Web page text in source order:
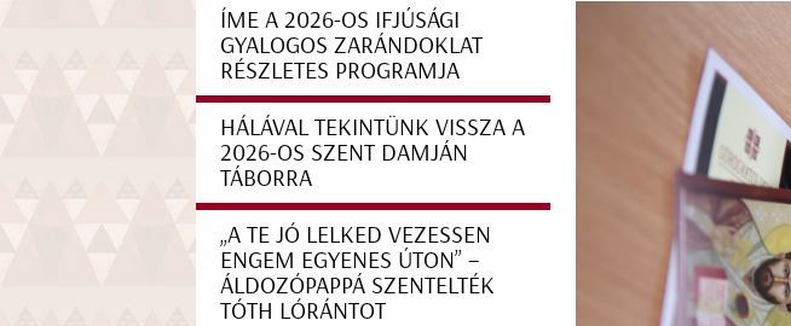
ÍME A 2026-OS IFJÚSÁGI
GYALOGOS ZARÁNDOKLAT
RÉSZLETES PROGRAMJA
HÁLÁVAL TEKINTÜNK VISSZA A
2026-OS SZENT DAMJÁN
TÁBORRA
„A TE JÓ LELKED VEZESSEN
ENGEM EGYENES ÚTON” –
ÁLDOZÓPAPPÁ SZENTELTÉK
TÓTH LÓRÁNTOT